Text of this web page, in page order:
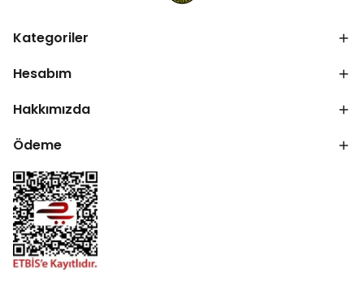
Kategoriler
Hesabım
Hakkımızda
Ödeme